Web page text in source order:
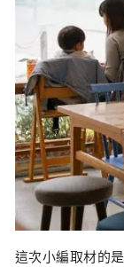
這次小編取材的